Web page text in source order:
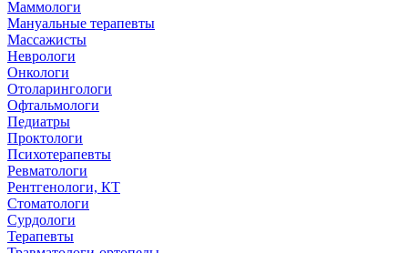
Маммологи
Мануальные терапевты
Массажисты
Неврологи
Онкологи
Отоларингологи
Офтальмологи
Педиатры
Проктологи
Психотерапевты
Ревматологи
Рентгенологи, КТ
Стоматологи
Сурдологи
Терапевты